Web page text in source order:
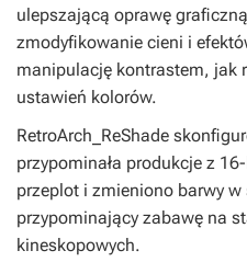
ulepszającą oprawę
zmodyfikowanie cieni i
manipulację kontrastem, jak
ustawień kolorów.
RetroArch_ReShade
przypominała produkcje z
przeplot i zmieniono barwy
przypominający zabawę na
kineskopowych.